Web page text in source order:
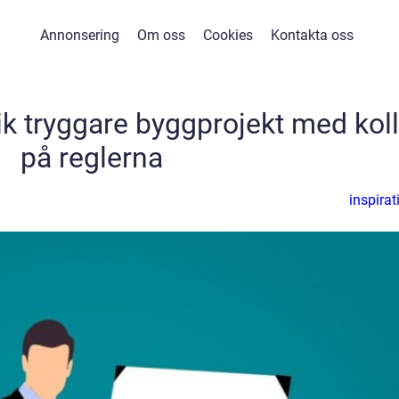
Annonsering Om oss Cookies Kontakta oss
tryggare byggprojekt med koll
på reglerna